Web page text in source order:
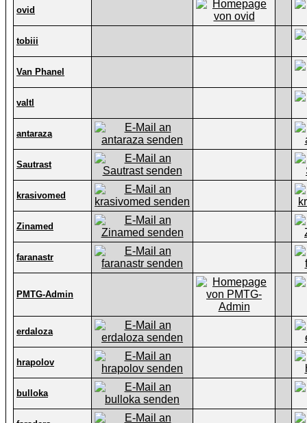
ovid
tobiii
Van Phanel
valtl
antaraza
Sautrast
krasivomed
Zinamed
faranastr
PMTG-Admin
erdaloza
hrapolov
bulloka